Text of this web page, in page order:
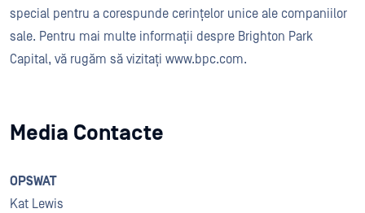
special pentru a corespunde cerințelor unice ale companiilor
sale. Pentru mai multe informații despre Brighton Park
Capital, vă rugăm să vizitați www.bpc.com.
Media Contacte
OPSWAT
Kat Lewis